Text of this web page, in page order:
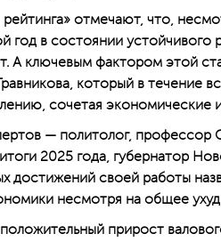
отмечают, что,
год в состоянии устойчивого
А ключевым фактором этой
который в течение
сочетая экономические
— политолог, профессор
2025 года, губернатор
достижений своей работы
несмотря на общее
прирост